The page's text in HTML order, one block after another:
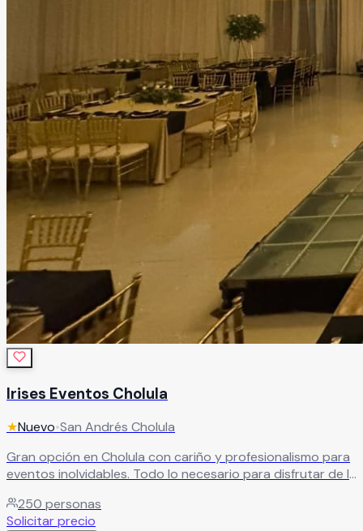
Irises Eventos Cholula
★Nuevo•San Andrés Cholula
Gran opción en Cholula con cariño y profesionalismo para
eventos inolvidables. Todo lo necesario para disfrutar de la
250 personas
Solicitar precio